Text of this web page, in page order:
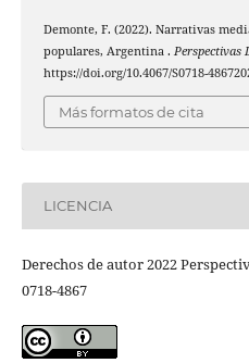
Demonte, F. (2022). Narrativas
populares, Argentina . Perspectivas
https://doi.org/10.4067/S0718-
Más formatos de cita
LICENCIA
Derechos de autor 2022
0718-4867